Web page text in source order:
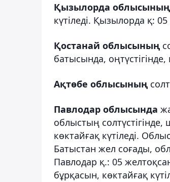
Қызылорда облысының
күтіледі. Қызылорда қ:
Қостанай облысының
батысында,
Ақтөбе облысының
Павлодар облысында
облыстың
көктайғақ күтіледі.
Батыстан жел соғады,
Павлодар қ.: 05
бұрқасын, көктайғақ